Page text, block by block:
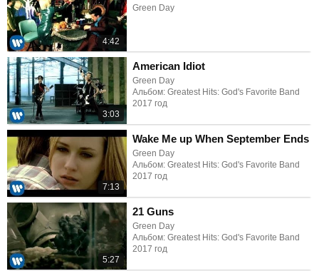
4:42
Green Day
3:03
American Idiot
Green Day
Альбом: Greatest Hits: God's Favorite Band
2017 год
7:13
Wake Me up When September Ends
Green Day
Альбом: Greatest Hits: God's Favorite Band
2017 год
5:27
21 Guns
Green Day
Альбом: Greatest Hits: God's Favorite Band
2017 год